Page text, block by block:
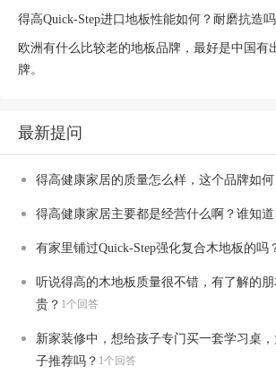
得高Quick-Step进口地板性能如何？耐磨抗造吗
欧洲有什么比较老的地板品牌，最好是中国有
牌。
最新提问
得高健康家居的质量怎么样，这个品牌如何
得高健康家居主要都是经营什么啊？谁知道
有家里铺过Quick-Step强化复合木地板的吗
听说得高的木地板质量很不错，有了解的
贵？ 1个回答
新家装修中，想给孩子专门买一套学习桌
子推荐吗？ 1个回答